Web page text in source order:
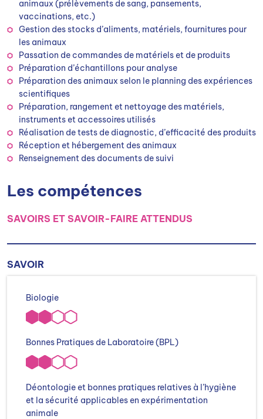
animaux (prélèvements de sang, pansements,
vaccinations, etc.)
Gestion des stocks d’aliments, matériels, fournitures pour
les animaux
Passation de commandes de matériels et de produits
Préparation d’échantillons pour analyse
Préparation des animaux selon le planning des expériences
scientifiques
Préparation, rangement et nettoyage des matériels,
instruments et accessoires utilisés
Réalisation de tests de diagnostic, d’efficacité des produits
Réception et hébergement des animaux
Renseignement des documents de suivi
Les compétences
SAVOIRS ET SAVOIR-FAIRE ATTENDUS
SAVOIR
Biologie
Bonnes Pratiques de Laboratoire (BPL)
Déontologie et bonnes pratiques relatives à l’hygiène
et la sécurité applicables en expérimentation
animale